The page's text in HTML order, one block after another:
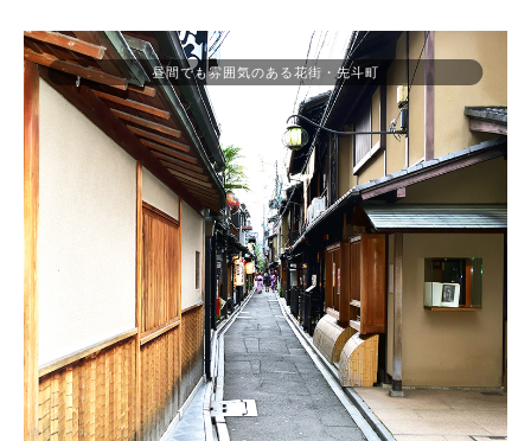
昼間でも雰囲気のある花街・先斗町